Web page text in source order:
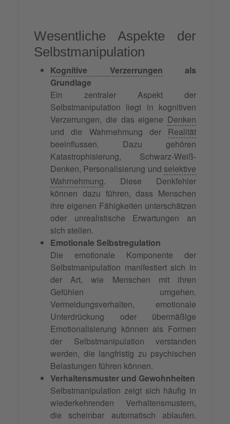
Wesentliche Aspekte der
Selbstmanipulation
Kognitive Verzerrungen als
Grundlage
Ein zentraler Aspekt der
Selbstmanipulation liegt in kognitiven
Verzerrungen, die das eigene Denken
und die Wahrnehmung der Realität
beeinflussen. Dazu gehören
Katastrophisierung, Schwarz-Weiß-
Denken, Personalisierung und selektive
Wahrnehmung. Diese Denkfehler
können dazu führen, dass Menschen
ihre eigenen Fähigkeiten unterschätzen
oder unrealistische Erwartungen an
sich stellen.
Emotionale Selbstregulation
Die emotionale Komponente der
Selbstmanipulation manifestiert sich in
der Art, wie Menschen mit ihren
Gefühlen umgehen.
Vermeidungsverhalten, emotionale
Unterdrückung oder übermäßige
Emotionalisierung können als Formen
der Selbstmanipulation verstanden
werden, die langfristig zu psychischen
Belastungen führen können.
Verhaltensmuster und Gewohnheiten
Selbstmanipulation zeigt sich häufig in
wiederkehrenden Verhaltensmustern,
die scheinbar automatisch ablaufen.